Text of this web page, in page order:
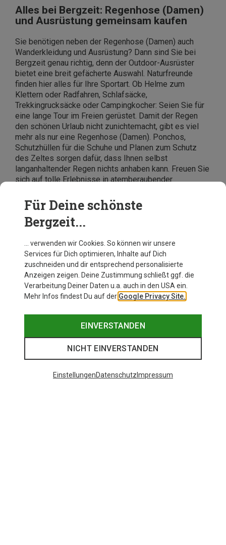
Alles bei Bergzeit: Regenhose (Damen)
und Ausrüstung gemeinsam kaufen
Sie benötigen neben der Regenhose (Damen) auch
Wanderkleidung und Ausrüstung? Dann sind Sie bei
Bergzeit genau richtig, denn der Outdoor-Ausrüster
bietet eine breit gefächerte Auswahl. Naturfreunde
finden hier alles für Ihre Sportart. Ob Helme zum
Klettern oder Radfahren, Schlafsäcke,
Trekkingrucksäcke oder Campingkocher: Seien Sie für
eine lange Tour im Freien gerüstet. Damit der Regen
den schönen Urlaub nicht zunichtemacht, gibt es viel
mehr als nur eine Regenhose (Damen). Ponchos,
Schutzhüllen für die Schuhe und Planen zum Schutz
des Zeltes sorgen dafür, dass Ihnen selbst
langanhaltender Regen nichts anhaben kann. Freuen Sie
sich auf tolle Erlebnisse in atemberaubender
Ausrüstung entspannt ein. Mit einer Regenhose
(Damen) im Rucksack können Sie gleich loswandern
und jedem Wetter entspannt entgegensehen. Viel Spaß
bei Ihren nächsten Touren!</div>
Für Deine schönste
Bergzeit...
… verwenden wir Cookies. So können wir unsere
Services für Dich optimieren, Inhalte auf Dich
zuschneiden und dir entsprechend personalisierte
Anzeigen zeigen. Deine Zustimmung schließt ggf. die
Verarbeitung Deiner Daten u.a. auch in den USA ein.
Mehr Infos findest Du auf der Google Privacy Site.
EINVERSTANDEN
NICHT EINVERSTANDEN
EinstellungenDatenschutz Impressum